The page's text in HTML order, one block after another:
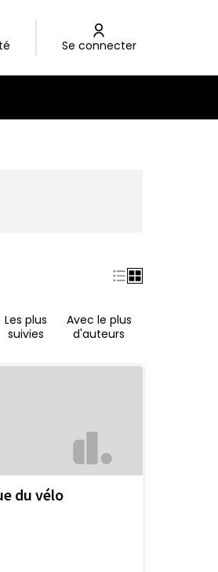
Se connecter
Les plus
suivies
Avec le plus
d'auteurs
du vélo